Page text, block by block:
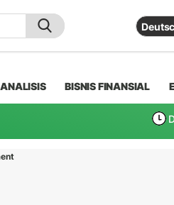
ANALISIS BISNIS FINANSIAL